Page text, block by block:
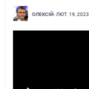
ОЛЕКСІЙ- ЛЮТ. 19, 2023